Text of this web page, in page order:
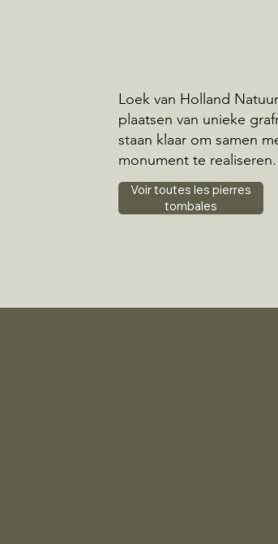
Loek van Holland
plaatsen van unieke
staan klaar om samen
monument te realiseren.
Voir toutes les pierres
tombales